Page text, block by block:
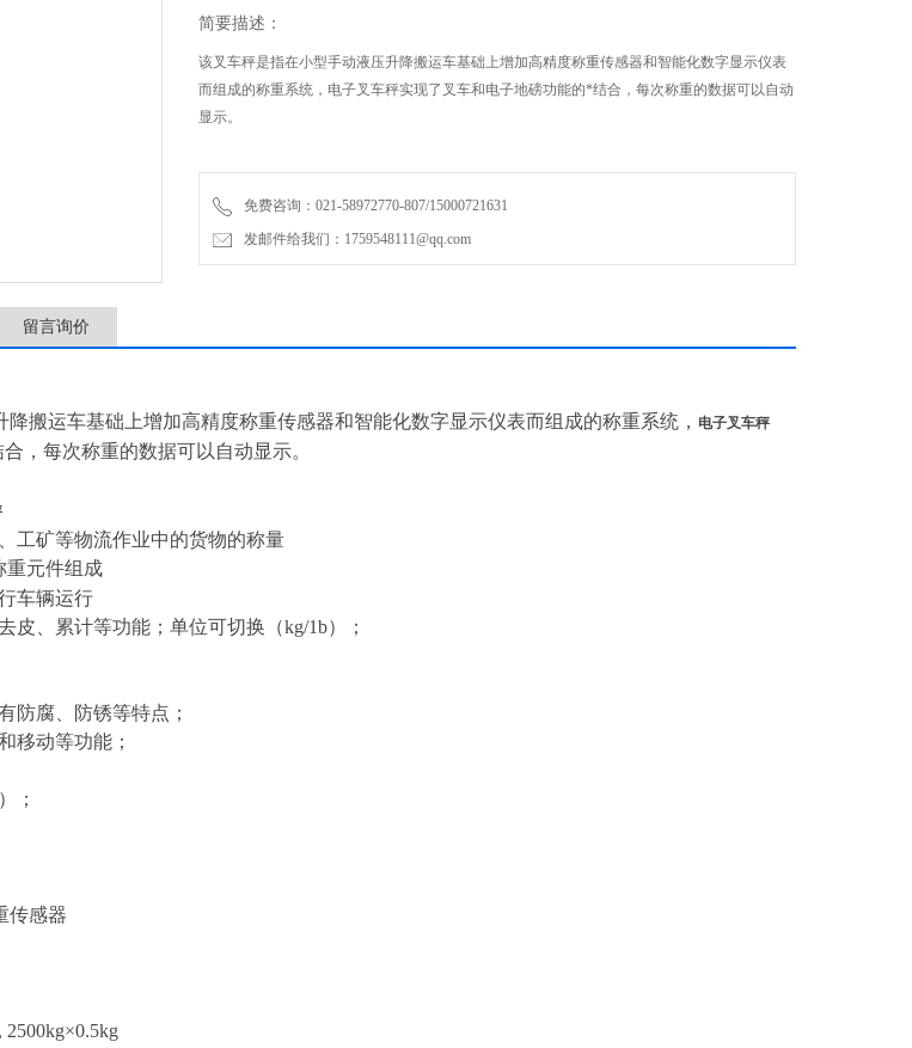
简要描述：
该叉车秤是指在小型手动液压升降搬运车基础上增加高精度称重传感器和智能化数字显示仪表
而组成的称重系统，电子叉车秤实现了叉车和电子地磅功能的*结合，每次称重的数据可以自动
显示。
免费咨询：021-58972770-807/15000721631
发邮件给我们：1759548111@qq.com
留言询价
降搬运车基础上增加高精度称重传感器和智能化数字显示仪表而组成的称重系统， 电子叉车秤
合 ，每次称重的数据可以自动显示。
工矿等物流作业中的货物的称量
重元件组成
车辆运行
皮、累计等功能；单位可切换（kg/1b）；
防腐、防锈等特点；
移动等功能；
；
传感器
2500kg×0.5kg